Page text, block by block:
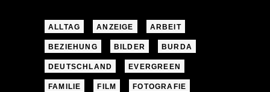
ALLTAG ANZEIGE ARBEIT
BEZIEHUNG BILDER BURDA
DEUTSCHLAND EVERGREEN
FAMILIE FILM FOTOGRAFIE